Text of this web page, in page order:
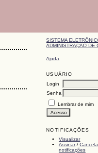
SISTEMA
ADMINISTRAÇÃO DE
Ajuda
USUÁRIO
Login
Senha
Lembrar de mim
NOTIFICAÇÕES
Visualizar
Assinar/
notificações